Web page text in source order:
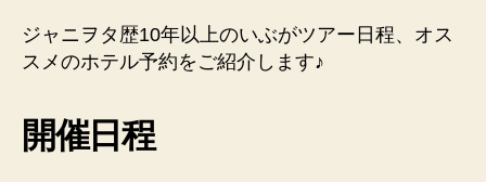
ジャニヲタ歴10年以上のいぶがツアー日程、オス
スメのホテル予約をご紹介します♪
開催日程